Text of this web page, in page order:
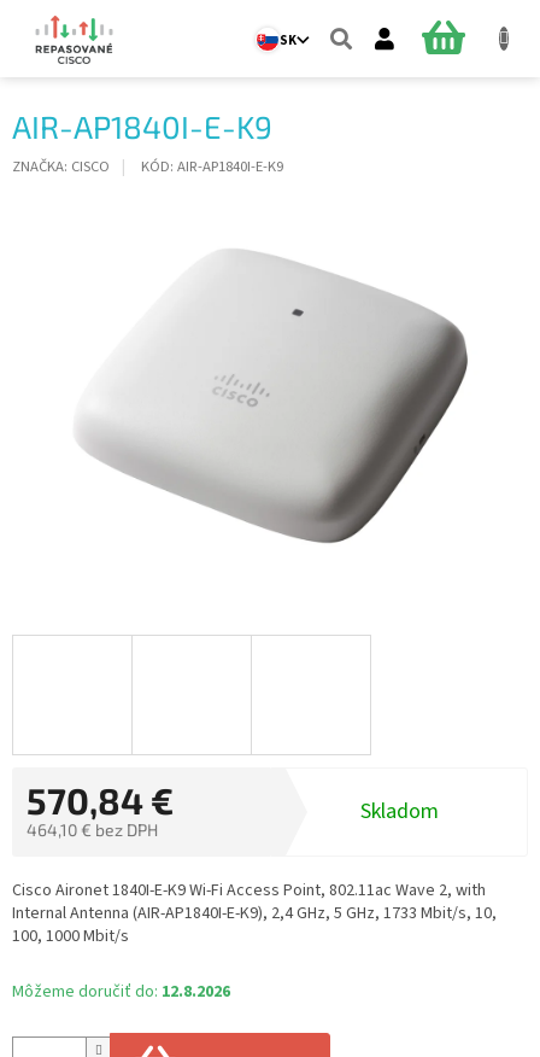
obsah
SK
AIR-AP1840I-E-K9
ZNAČKA: CISCO KÓD: AIR-AP1840I-E-K9
570,84 €
464,10 € bez DPH
cena:
Skladom
Môžeme doručiť do: 12.8.2026
Cisco Aironet 1840I-E-K9 Wi-Fi Access Point, 802.11ac Wave 2, with
Internal Antenna (AIR-AP1840I-E-K9), 2,4 GHz, 5 GHz, 1733 Mbit/s, 10,
100, 1000 Mbit/s